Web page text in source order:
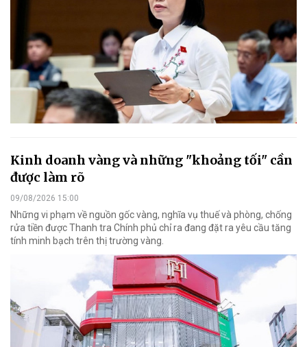
Kinh doanh vàng và những "khoảng tối" cần
được làm rõ
09/08/2026 15:00
Những vi phạm về nguồn gốc vàng, nghĩa vụ thuế và phòng, chống
rửa tiền được Thanh tra Chính phủ chỉ ra đang đặt ra yêu cầu tăng
tính minh bạch trên thị trường vàng.